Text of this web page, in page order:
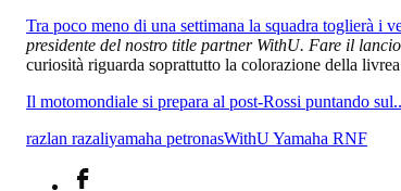
Tra poco meno di una settimana la squadra toglierà i
presidente del nostro title partner WithU. Fare il
curiosità riguarda soprattutto la colorazione della
Il motomondiale si prepara al post-Rossi puntando
razlan razaliyamaha petronasWithU Yamaha RNF